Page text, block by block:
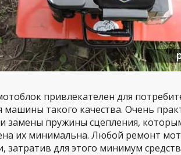
привлекателен для
машины такого качества. Очень
замены пружины сцепления,
их минимальна. Любой ремонт
затратив для этого минимум